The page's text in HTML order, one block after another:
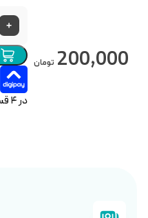
200,000 تومان
+
در ۴ قسط با دیجی‌پی